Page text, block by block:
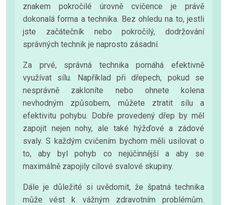
znakem pokročilé úrovně cvičence je právě
dokonalá forma a technika. Bez ohledu na to, jestli
jste začátečník nebo pokročilý, dodržování
správných technik je naprosto zásadní.
Za prvé, správná technika pomáhá efektivně
využívat sílu. Například při dřepech, pokud se
nesprávně zakloníte nebo ohnete kolena
nevhodným způsobem, můžete ztratit sílu a
efektivitu pohybu. Dobře provedený dřep by měl
zapojit nejen nohy, ale také hýžďové a zádové
svaly. S každým cvičením bychom měli usilovat o
to, aby byl pohyb co nejúčinnější a aby se
maximálně zapojily cílové svalové skupiny.
Dále je důležité si uvědomit, že špatná technika
může vést k vážným zdravotním problémům.